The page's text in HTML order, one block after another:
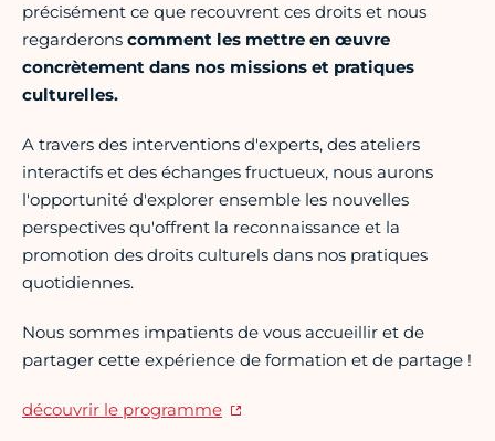
précisément ce que recouvrent ces droits et nous
regarderons comment les mettre en œuvre
concrètement dans nos missions et pratiques
culturelles.
A travers des interventions d'experts, des ateliers
interactifs et des échanges fructueux, nous aurons
l'opportunité d'explorer ensemble les nouvelles
perspectives qu'offrent la reconnaissance et la
promotion des droits culturels dans nos pratiques
quotidiennes.
Nous sommes impatients de vous accueillir et de
partager cette expérience de formation et de partage !
découvrir le programme